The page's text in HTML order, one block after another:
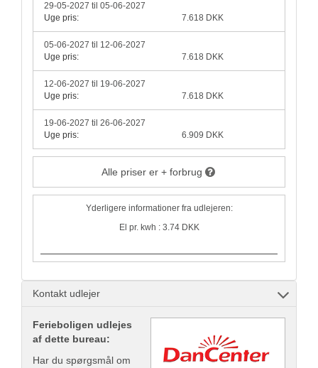
29-05-2027 til 05-06-2027
Uge pris:
7.618 DKK
05-06-2027 til 12-06-2027
Uge pris:
7.618 DKK
12-06-2027 til 19-06-2027
Uge pris:
7.618 DKK
19-06-2027 til 26-06-2027
Uge pris:
6.909 DKK
Alle priser er + forbrug
Yderligere informationer fra udlejeren:
El pr. kwh : 3.74 DKK
Kontakt udlejer
Ferieboligen udlejes
af dette bureau:
Har du spørgsmål om